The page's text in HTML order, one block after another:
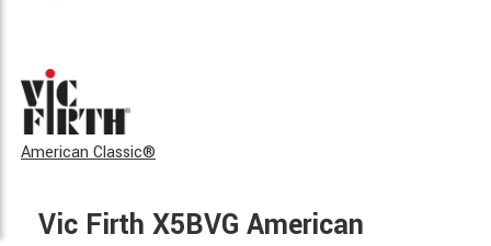
American Classic®
Vic Firth X5BVG American